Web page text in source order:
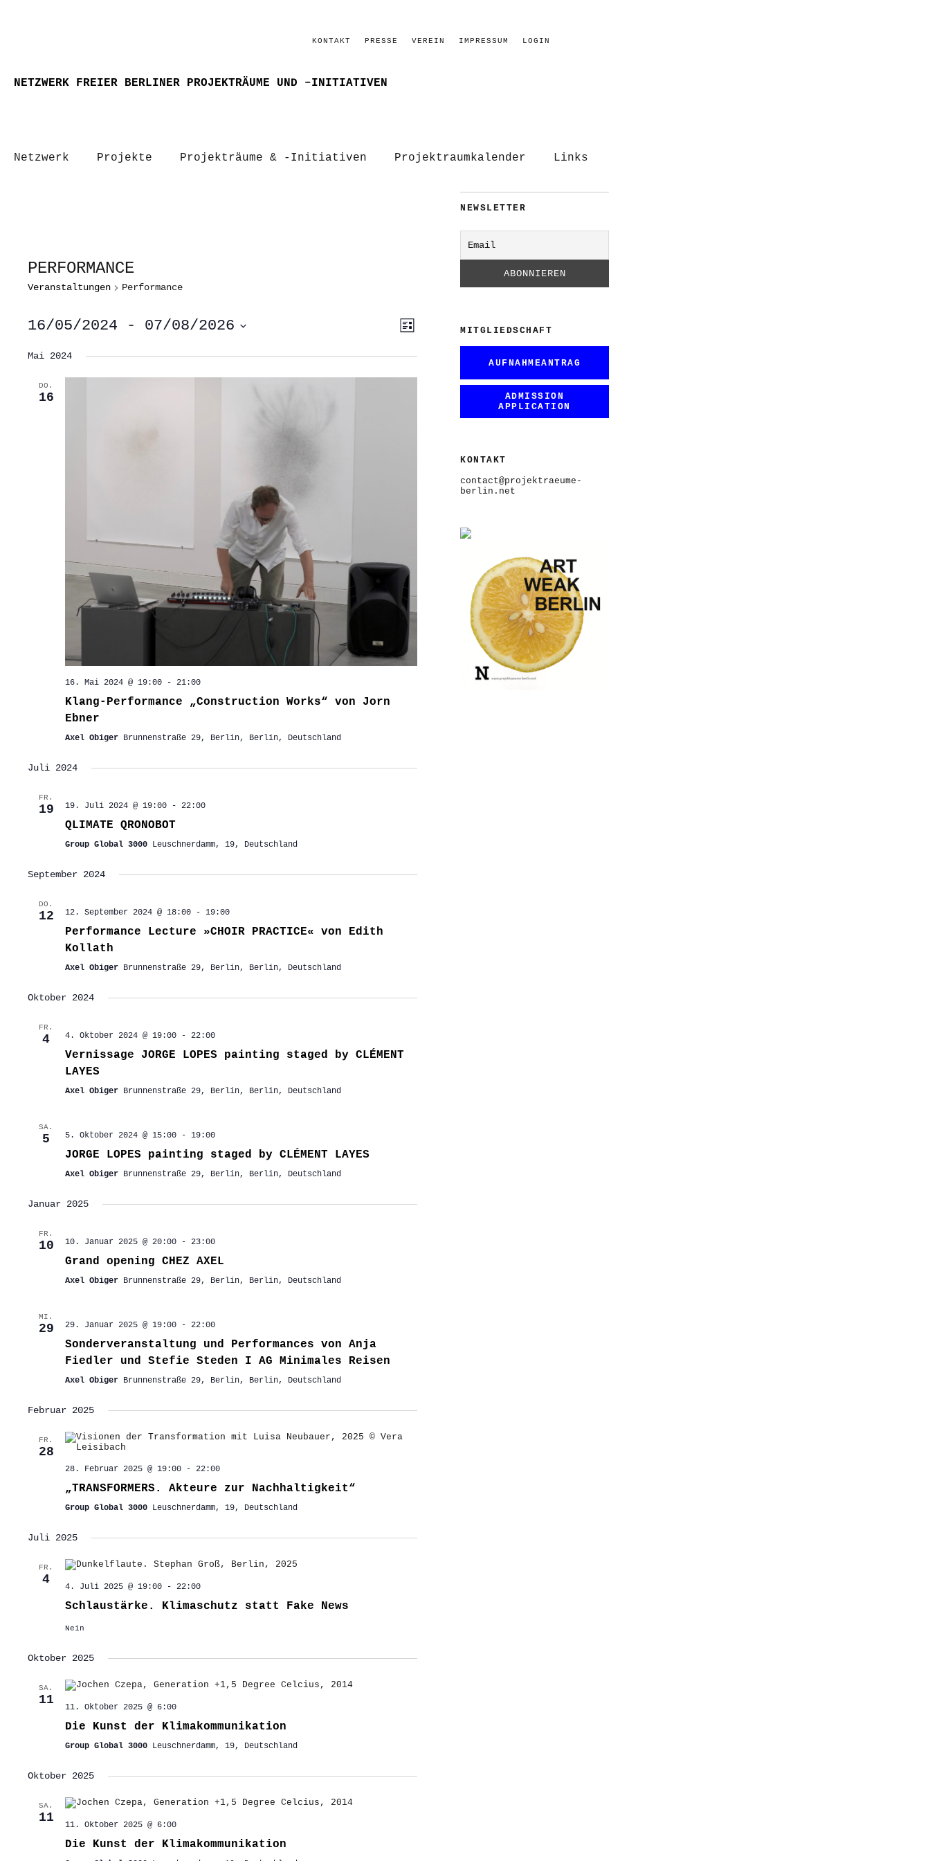
KONTAKT PRESSE VEREIN IMPRESSUM LOGIN
NETZWERK FREIER BERLINER PROJEKTRÄUME UND –INITIATIVEN
Netzwerk Projekte Projekträume & -Initiativen Projektraumkalender Links
PERFORMANCE
Veranstaltungen Performance
ANSICHTEN-
NAVIGATION
VERANSTALTUNG
ANSICHTEN-
Liste
16/05/2024 - 07/08/2026
wählen.
Mai 2024
DO.
16
16. Mai 2024 @ 19:00- 21:00
Klang-Performance „Construction Works“ von Jorn
Ebner
Axel Obiger Brunnenstraße 29, Berlin, Berlin, Deutschland
Juli 2024
FR.
19 19. Juli 2024 @ 19:00- 22:00
QLIMATE QRONOBOT
Group Global 3000 Leuschnerdamm, 19, Deutschland
September 2024
DO.
12 12. September 2024 @ 18:00- 19:00
Performance Lecture »CHOIR PRACTICE« von Edith
Kollath
Axel Obiger Brunnenstraße 29, Berlin, Berlin, Deutschland
Oktober 2024
FR.
4 4. Oktober 2024 @ 19:00- 22:00
Vernissage JORGE LOPES painting staged by CLÉMENT
LAYES
Axel Obiger Brunnenstraße 29, Berlin, Berlin, Deutschland
SA.
5 5. Oktober 2024 @ 15:00- 19:00
JORGE LOPES painting staged by CLÉMENT LAYES
Axel Obiger Brunnenstraße 29, Berlin, Berlin, Deutschland
Januar 2025
FR.
10 10. Januar 2025 @ 20:00- 23:00
Grand opening CHEZ AXEL
Axel Obiger Brunnenstraße 29, Berlin, Berlin, Deutschland
MI.
29 29. Januar 2025 @ 19:00- 22:00
Sonderveranstaltung und Performances von Anja
Fiedler und Stefie Steden I AG Minimales Reisen
Axel Obiger Brunnenstraße 29, Berlin, Berlin, Deutschland
Februar 2025
FR.
28
28. Februar 2025 @ 19:00- 22:00
„TRANSFORMERS. Akteure zur Nachhaltigkeit“
Group Global 3000 Leuschnerdamm, 19, Deutschland
Juli 2025
FR.
4
4. Juli 2025 @ 19:00- 22:00
Schlaustärke. Klimaschutz statt Fake News
Nein
Oktober 2025
SA.
11
11. Oktober 2025 @ 6:00
Die Kunst der Klimakommunikation
Group Global 3000 Leuschnerdamm, 19, Deutschland
Oktober 2025
SA.
11
11. Oktober 2025 @ 6:00
Die Kunst der Klimakommunikation
NEWSLETTER
MITGLIEDSCHAFT
AUFNAHMEANTRAG
ADMISSION
APPLICATION
KONTAKT
contact@projektraeume-
berlin.net